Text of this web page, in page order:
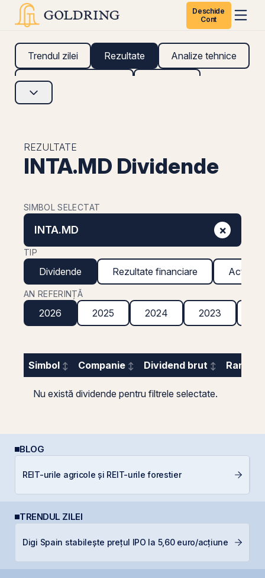
Deschide
Cont
Trendul zilei Rezultate Analize tehnice
Analize fundamentale
REZULTATE
INTA.MD Dividende
SIMBOL SELECTAT
INTA.MD ×
TIP
Dividende Rezultate financiare Acțiuni
AN REFERINȚĂ
2026 2025 2024 2023
Simbol Companie Dividend brut
Nu există dividende pentru filtrele selectate.
BLOG
REIT-urile agricole și REIT-urile forestier
TRENDUL ZILEI
Digi Spain stabilește prețul IPO la 5,60 euro/acțiune